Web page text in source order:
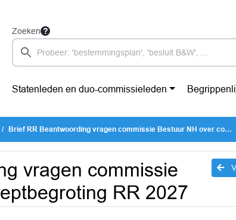
Zoeken
Statenleden en duo-commissieleden
Brief RR Beantwoording vragen commissie Bestuur NH over conceptbegroting RR 2027
vragen commissie
RR 2027